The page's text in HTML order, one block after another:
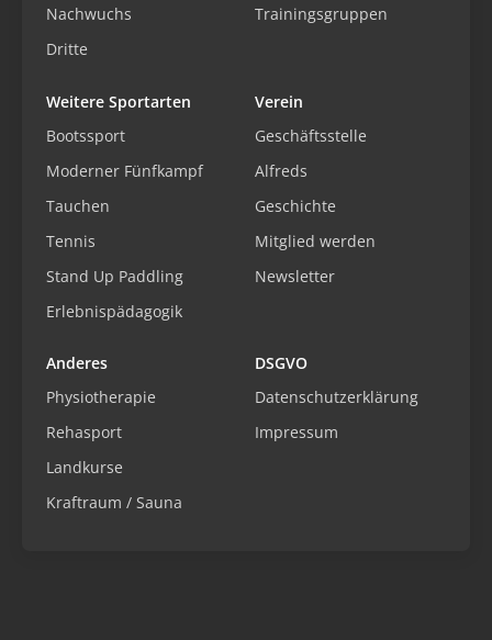
Nachwuchs
Dritte
Trainingsgruppen
Weitere Sportarten
Bootssport
Moderner Fünfkampf
Tauchen
Tennis
Stand Up Paddling
Erlebnispädagogik
Verein
Geschäftsstelle
Alfreds
Geschichte
Mitglied werden
Newsletter
Anderes
Physiotherapie
Rehasport
Landkurse
Kraftraum / Sauna
DSGVO
Datenschutzerklärung
Impressum